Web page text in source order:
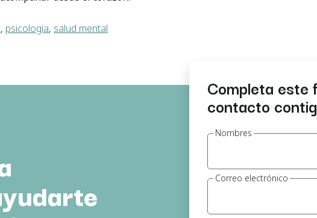
, psicologia, salud mental
Completa este
contacto
Nombres
Correo electrónico